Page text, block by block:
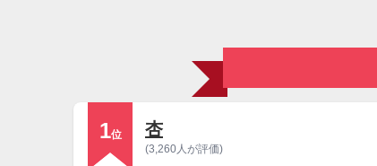
1位 杏
(3,260人が評価)